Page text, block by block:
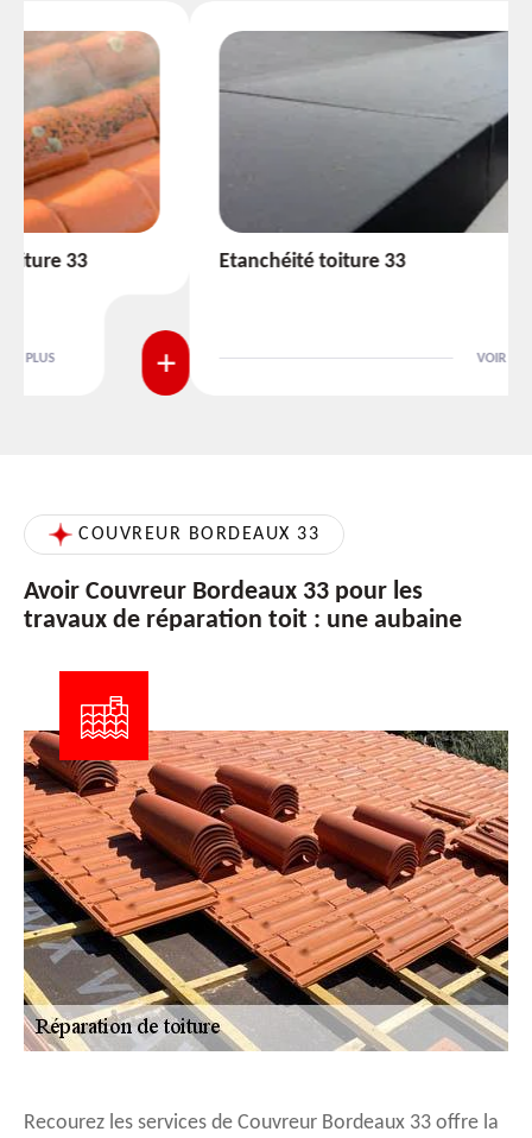
Etanchéité toiture 33
VOIR PLUS
COUVREUR BORDEAUX 33
Avoir Couvreur Bordeaux 33 pour les
travaux de réparation toit : une aubaine
Recourez les services de Couvreur Bordeaux 33 offre la